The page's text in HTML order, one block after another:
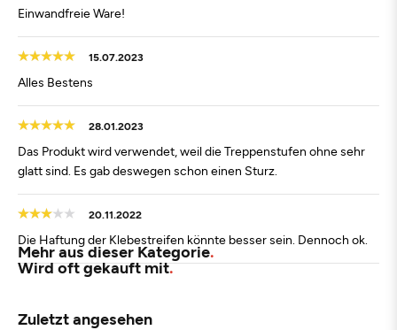
Einwandfreie Ware!
15.07.2023
Alles Bestens
28.01.2023
Das Produkt wird verwendet, weil die Treppenstufen ohne sehr
glatt sind. Es gab deswegen schon einen Sturz.
20.11.2022
Die Haftung der Klebestreifen könnte besser sein. Dennoch ok.
Mehr aus dieser Kategorie
Wird oft gekauft mit
Zuletzt angesehen